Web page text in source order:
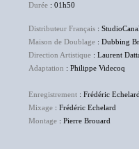
Durée : 01h50
Distributeur Français : StudioCanal
Maison de Doublage : Dubbing
Direction Artistique : Laurent
Adaptation : Philippe Videcoq
Enregistrement : Frédéric Echelard
Mixage : Frédéric Echelard
Montage : Pierre Brouard